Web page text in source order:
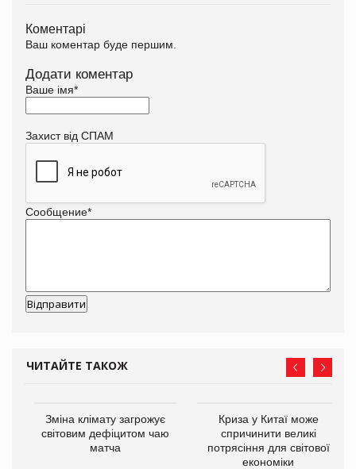
Коментарі
Ваш коментар буде першим.
Додати коментар
Ваше імя*
Захист від СПАМ
Сообщение*
ЧИТАЙТЕ ТАКОЖ
Зміна клімату загрожує
світовим дефіцитом чаю
матча
Криза у Китаї може
спричинити великі
потрясіння для світової
економіки